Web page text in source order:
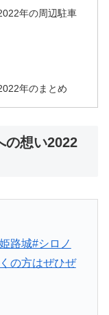
年の周辺駐車
年のまとめ
の想い2022
路城#シロノ
の方はぜひぜ